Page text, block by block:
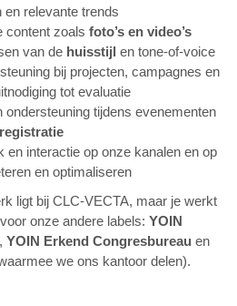
relevante trends
content zoals foto’s en video’s
van de huisstijl en tone-of-voice
bij projecten, campagnes en
tot evaluatie
ondersteuning tijdens evenementen
registratie
en interactie op onze kanalen en op
en optimaliseren
ligt bij CLC-VECTA, maar je werkt
onze andere labels: YOIN
, YOIN Erkend Congresbureau en
we ons kantoor delen).